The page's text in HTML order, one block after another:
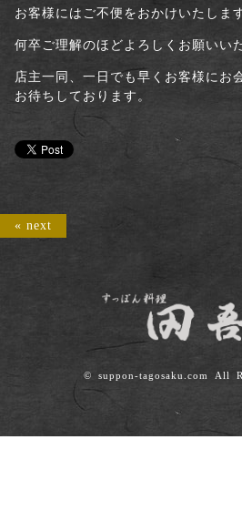
お客様にはご不便をおかけいたしま
何卒ご理解のほどよろしくお願いい
店主一同、一日でも早くお客様にお
お待ちしております。
« next
© suppon-tagosaku.com All